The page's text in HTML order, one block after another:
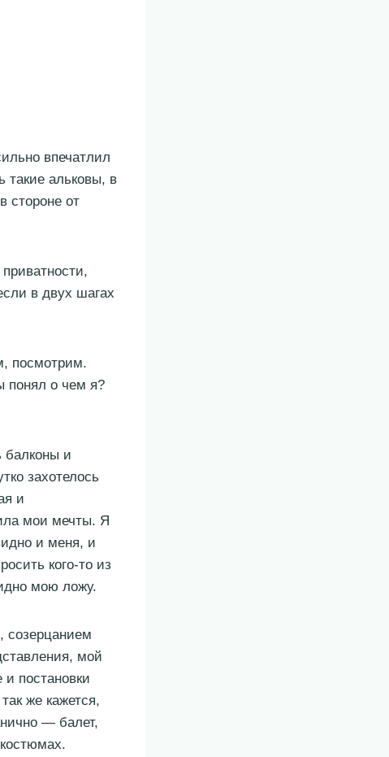
впечатлил
такие альковы, в
стороне от
в двух шагах
посмотрим.
понял о чем я?
балконы и
захотелось
и
мои мечты. Я
и меня, и
кого-то из
мою ложу.
созерцанием
мой
постановки
же кажется,
— балет,